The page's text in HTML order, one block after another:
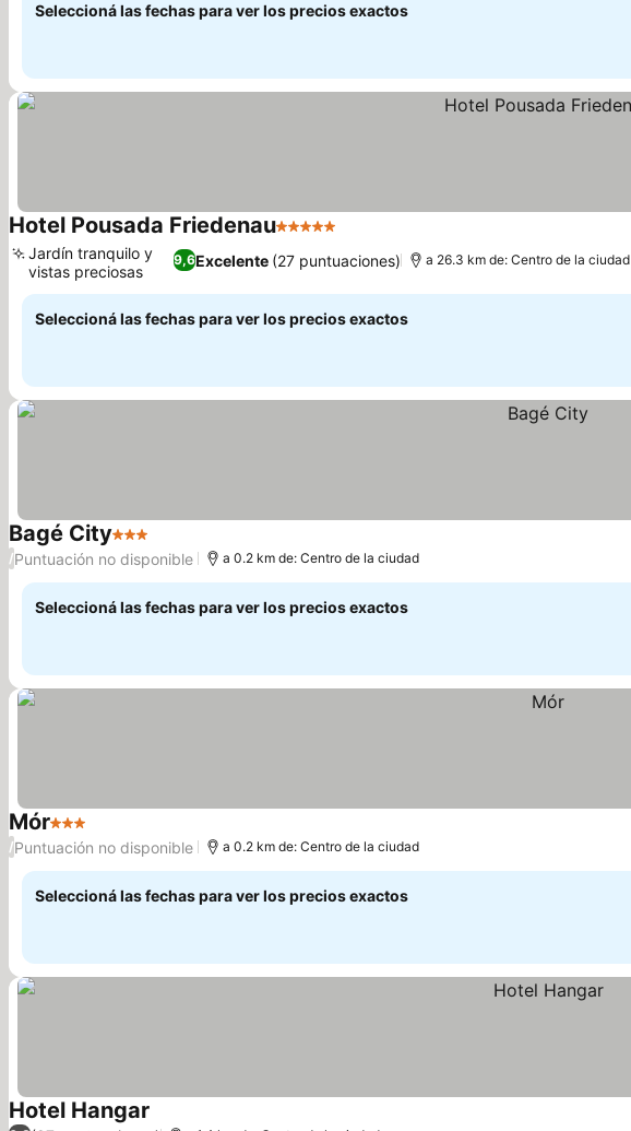
Seleccioná las fechas para ver los precios exactos
Hotel Pousada Friedenau5 Estrellas
9,6Excelente (27 puntuaciones)
Jardín tranquilo y
vistas preciosas
a 26.3 km de: Centro de la ciudad
Seleccioná las fechas para ver los precios exactos
Bagé City3 Estrellas
/Puntuación no disponible a 0.2 km de: Centro de la ciudad
Seleccioná las fechas para ver los precios exactos
Mór3 Estrellas
/Puntuación no disponible a 0.2 km de: Centro de la ciudad
Seleccioná las fechas para ver los precios exactos
Hotel Hangar